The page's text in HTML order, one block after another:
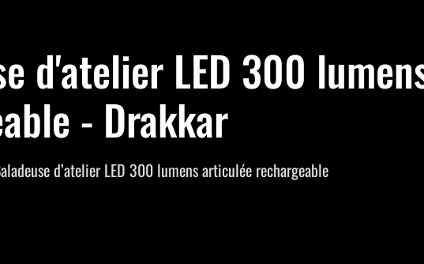
d'atelier LED 300
- Drakkar
d’atelier LED 300 lumens articulée rechargeable